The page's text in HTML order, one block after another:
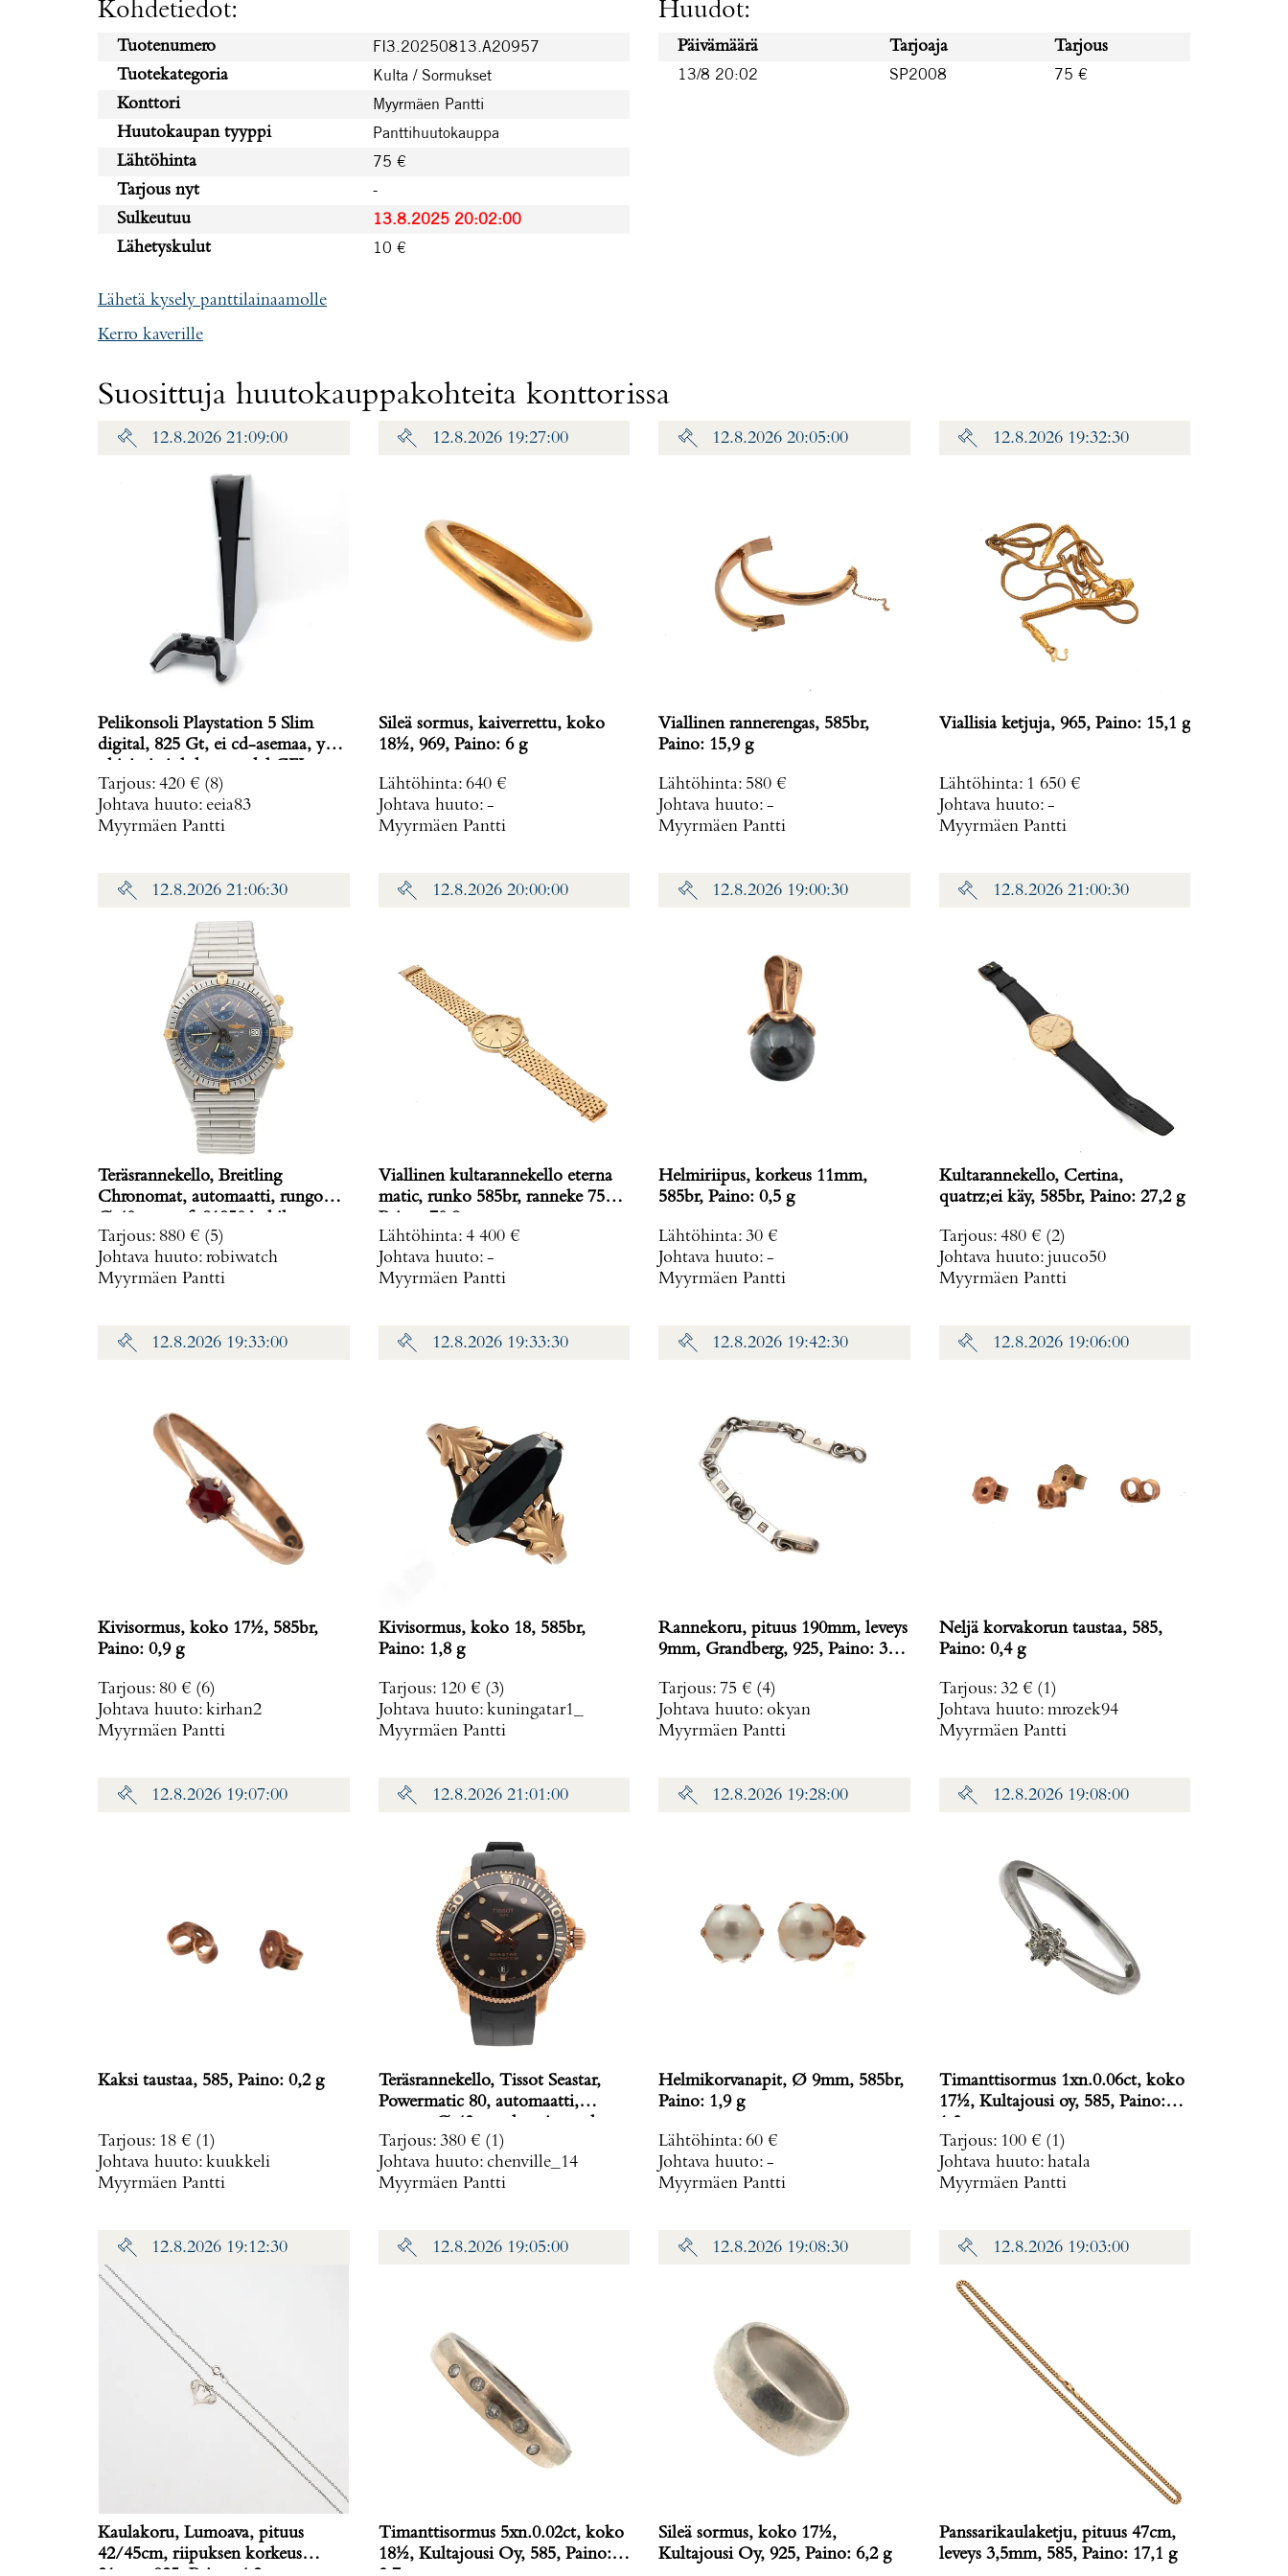
Kohdetiedot:
Tuotenumero FI3.20250813.A20957
Tuotekategoria Kulta / Sormukset
Konttori Myyrmäen Pantti
Huutokaupan tyyppi Panttihuutokauppa
Lähtöhinta 75 €
Tarjous nyt -
Sulkeutuu 13.8.2025 20:02:00
Lähetyskulut 10 €
Lähetä kysely panttilainaamolle
Kerro kaverille
Huudot:
Päivämäärä Tarjoaja Tarjous
13/8 20:02 SP2008 75 €
Suosittuja huutokauppakohteita konttorissa
12.8.2026 21:09:00
Pelikonsoli Playstation 5 Slim
digital, 825 Gt, ei cd-asemaa, yksi
2016,
Tarjous: 420 € (8)
Johtava huuto: eeia83
Myyrmäen Pantti
12.8.2026 19:27:00
Sileä sormus, kaiverrettu, koko
18½, 969, Paino: 6 g
Lähtöhinta: 640 €
Johtava huuto: -
Myyrmäen Pantti
12.8.2026 20:05:00
Viallinen rannerengas, 585br,
Paino: 15,9 g
Lähtöhinta: 580 €
Johtava huuto: -
Myyrmäen Pantti
12.8.2026 19:32:30
Viallisia ketjuja, 965, Paino: 15,1 g
Lähtöhinta: 1 650 €
Johtava huuto: -
Myyrmäen Pantti
12.8.2026 21:06:30
Teräsrannekello, Breitling
Chronomat, automaatti, rungon
pituus 160mm, nupista pala
irronnut, hihnan kiinnitys löysä,
laatikko, Paino: 0 g
Tarjous: 880 € (5)
Johtava huuto: robiwatch
Myyrmäen Pantti
12.8.2026 20:00:00
Viallinen kultarannekello eterna
matic, runko 585br, ranneke 750,
Lähtöhinta: 4 400 €
Johtava huuto: -
Myyrmäen Pantti
12.8.2026 19:00:30
Helmiriipus, korkeus 11mm,
585br, Paino: 0,5 g
Lähtöhinta: 30 €
Johtava huuto: -
Myyrmäen Pantti
12.8.2026 21:00:30
Kultarannekello, Certina,
quatrz;ei käy, 585br, Paino: 27,2 g
Tarjous: 480 € (2)
Johtava huuto: juuco50
Myyrmäen Pantti
12.8.2026 19:33:00
Kivisormus, koko 17½, 585br,
Paino: 0,9 g
Tarjous: 80 € (6)
Johtava huuto: kirhan2
Myyrmäen Pantti
12.8.2026 19:33:30
Kivisormus, koko 18, 585br,
Paino: 1,8 g
Tarjous: 120 € (3)
Johtava huuto: kuningatar1_
Myyrmäen Pantti
12.8.2026 19:42:30
Rannekoru, pituus 190mm, leveys
9mm, Grandberg, 925, Paino: 38,2
Tarjous: 75 € (4)
Johtava huuto: okyan
Myyrmäen Pantti
12.8.2026 19:06:00
Neljä korvakorun taustaa, 585,
Paino: 0,4 g
Tarjous: 32 € (1)
Johtava huuto: mrozek94
Myyrmäen Pantti
12.8.2026 19:07:00
Kaksi taustaa, 585, Paino: 0,2 g
Tarjous: 18 € (1)
Johtava huuto: kuukkeli
Myyrmäen Pantti
12.8.2026 21:01:00
Teräsrannekello, Tissot Seastar,
Powermatic 80, automaatti,
ref. T120407A,
Tarjous: 380 € (1)
Johtava huuto: chenville_14
Myyrmäen Pantti
12.8.2026 19:28:00
Helmikorvanapit, Ø 9mm, 585br,
Paino: 1,9 g
Lähtöhinta: 60 €
Johtava huuto: -
Myyrmäen Pantti
12.8.2026 19:08:00
Timanttisormus 1xn.0.06ct, koko
17½, Kultajousi oy, 585, Paino:
Tarjous: 100 € (1)
Johtava huuto: hatala
Myyrmäen Pantti
12.8.2026 19:12:30
Kaulakoru, Lumoava, pituus
42/45cm, riipuksen korkeus
12.8.2026 19:05:00
Timanttisormus 5xn.0.02ct, koko
18½, Kultajousi Oy, 585, Paino:
12.8.2026 19:08:30
Sileä sormus, koko 17½,
Kultajousi Oy, 925, Paino: 6,2 g
12.8.2026 19:03:00
Panssarikaulaketju, pituus 47cm,
leveys 3,5mm, 585, Paino: 17,1 g